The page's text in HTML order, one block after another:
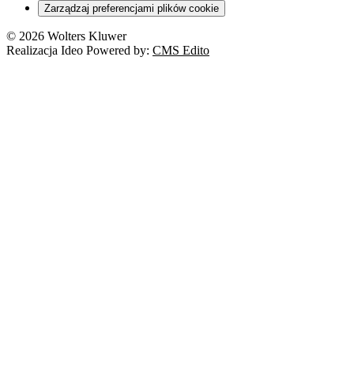
Zarządzaj preferencjami plików cookie
© 2026 Wolters Kluwer
Realizacja Ideo Powered by: CMS Edito